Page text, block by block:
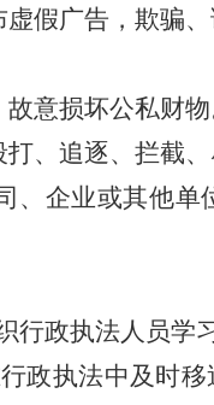
假广告，欺骗、
意损坏公私财物
、追逐、拦截
、企业或其他
行政执法人员学
政执法中及时